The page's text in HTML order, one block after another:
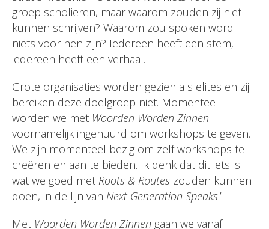
groep scholieren, maar waarom zouden zij niet
kunnen schrijven? Waarom zou spoken word
niets voor hen zijn? Iedereen heeft een stem,
iedereen heeft een verhaal.
Grote organisaties worden gezien als elites en zij
bereiken deze doelgroep niet. Momenteel
worden we met Woorden Worden Zinnen
voornamelijk ingehuurd om workshops te geven.
We zijn momenteel bezig om zelf workshops te
creëren en aan te bieden. Ik denk dat dit iets is
wat we goed met Roots & Routes zouden kunnen
doen, in de lijn van Next Generation Speaks.’
Met Woorden Worden Zinnen gaan we vanaf